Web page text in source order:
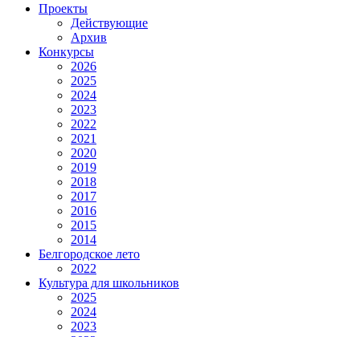
Проекты
Действующие
Архив
Конкурсы
2026
2025
2024
2023
2022
2021
2020
2019
2018
2017
2016
2015
2014
Белгородское лето
2022
Культура для школьников
2025
2024
2023